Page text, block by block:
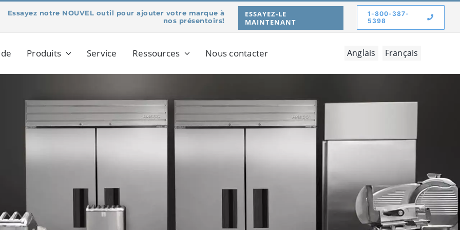
Essayez notre NOUVEL outil pour ajouter votre marque à
nos présentoirs!
ESSAYEZ-LE
MAINTENANT
1-800-387-
5398
Produits Service Ressources Nous contacter Anglais Français